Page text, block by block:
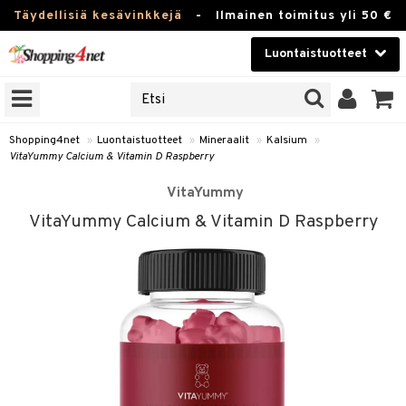
Täydellisiä kesävinkkejä - Ilmainen toimitus yli 50 €
Luontaistuotteet
Kauneudenhoito
Piilolinssit
Lelut, Lapsi & Vauva
Shopping4net » Luontaistuotteet » Mineraalit » Kalsium
»
VitaYummy Calcium & Vitamin D Raspberry
VitaYummy
VitaYummy Calcium & Vitamin D Raspberry